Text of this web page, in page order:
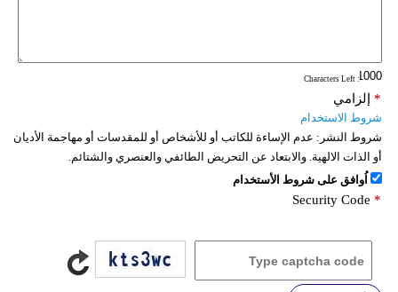
: Characters Left
إلزامي *
شروط الاستخدام
شروط النشر: عدم الإساءة للكاتب أو للأشخاص أو للمقدسات أو مهاجمة الأديان
أو الذات الالهية. والابتعاد عن التحريض الطائفي والعنصري والشتائم.
اُوافق على شروط الأستخدام
Security Code *